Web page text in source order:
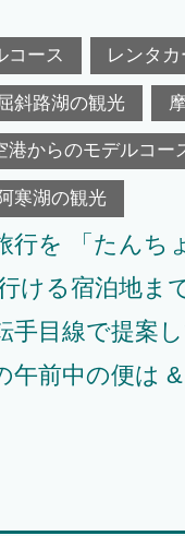
コース レンタ
斜路湖の観光
港からのモデルコー
寒湖の観光
を 「たんち
ける宿泊地ま
手目線で提案
午前中の便は